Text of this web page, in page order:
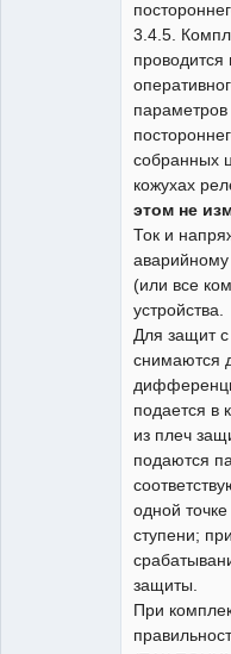
3.4.5.
собранных
кожухах
этом не
Ток и
(или все
устройства.
Для защит с
снимаются
подается в
из плеч
подаются
одной
ступени;
защиты.
При